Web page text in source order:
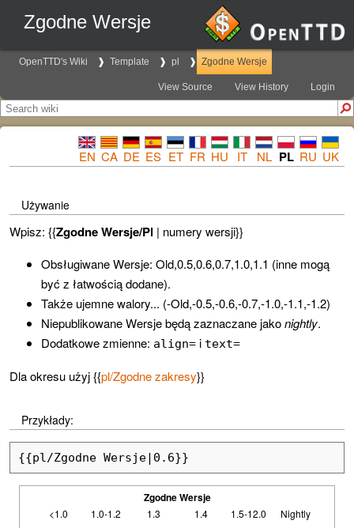
Zgodne Wersje
OpenTTD's Wiki Template pl Zgodne Wersje
View Source View History Login
EN CA DE ES ET FR HU IT NL PL RU UK
Używanie
Wpisz: {{Zgodne Wersje/Pl | numery wersji}}
Obsługiwane Wersje: Old,0.5,0.6,0.7,1.0,1.1 (inne mogą
być z łatwością dodane).
Także ujemne walory... (-Old,-0.5,-0.6,-0.7,-1.0,-1.1,-1.2)
Niepublikowane Wersje będą zaznaczane jakonightly.
Dodatkowe zmienne: align= i text=
Dla okresu użyj {{pl/Zgodne zakresy}}
Przykłady:
{{pl/Zgodne Wersje|0.6}}
Zgodne Wersje
<1.0 1.0-1.2 1.3 1.4 1.5-12.0 Nightly